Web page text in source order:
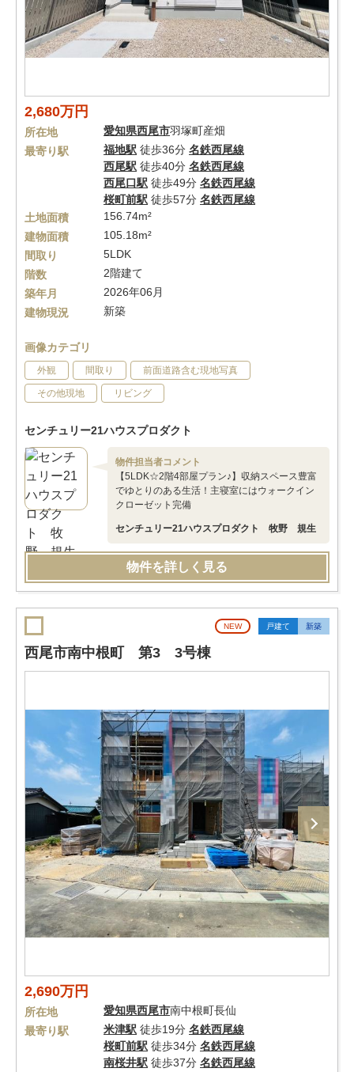
2,680万円
所在地 愛知県西尾市羽塚町産畑
最寄り駅
福地駅 徒歩36分 名鉄西尾線
西尾駅 徒歩40分 名鉄西尾線
西尾口駅 徒歩49分 名鉄西尾線
桜町前駅 徒歩57分 名鉄西尾線
土地面積
156.74m²
建物面積
105.18m²
間取り
5LDK
階数
2階建て
築年月
2026年06月
建物現況
新築
画像カテゴリ
外観 間取り 前面道路含む現地写真
その他現地 リビング
センチュリー21ハウスプロダクト
物件担当者コメント
【5LDK☆2階4部屋プラン♪】収納スペース豊富
でゆとりのある生活！主寝室にはウォークイン
クローゼット完備
センチュリー21ハウスプロダクト 牧野 規生
物件を詳しく見る
NEW 戸建て 新築
西尾市南中根町 第3 3号棟
2,690万円
所在地 愛知県西尾市南中根町長仙
最寄り駅
米津駅 徒歩19分 名鉄西尾線
桜町前駅 徒歩34分 名鉄西尾線
南桜井駅 徒歩37分 名鉄西尾線